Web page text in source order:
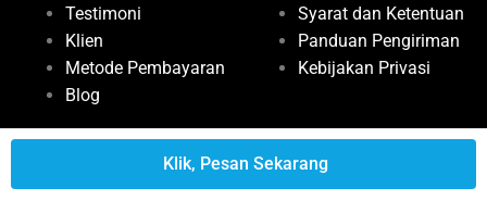
Testimoni
Klien
Metode Pembayaran
Blog
Syarat dan Ketentuan
Panduan Pengiriman
Kebijakan Privasi
Klik, Pesan Sekarang